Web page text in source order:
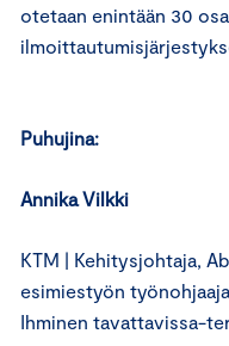
otetaan enintään 30
Puhujina:
Annika Vilkki
KTM | Kehitysjohtaja,
esimiestyön
Ihminen tavattavissa-